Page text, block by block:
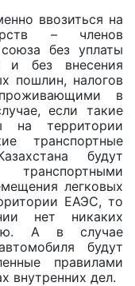
ввозиться на
– членов
без уплаты
и без внесения
пошлин, налогов
в
если такие
на территории
транспортные
будут
легковых
ЕАЭС, то
нет никаких
А в случае
будут
правилами
внутренних дел.